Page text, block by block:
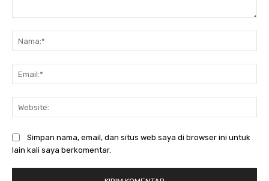
Simpan nama, email, dan situs web saya di browser ini untuk
lain kali saya berkomentar.